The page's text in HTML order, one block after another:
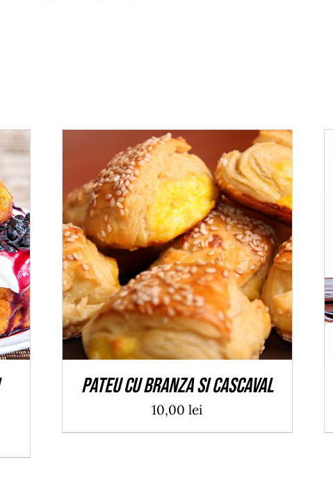
ADAUGĂ ÎN COȘ / DETALII
Pateu cu branza si cascaval
10,00lei